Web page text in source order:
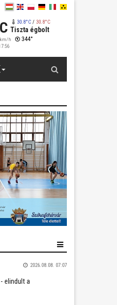
30.8°C/ 30.8°C
Tiszta égbolt
km/h 344°
2026.08.08. 07:07
elindult a